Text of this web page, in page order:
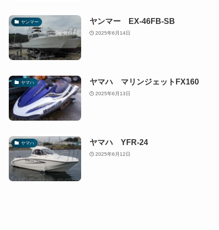
ヤンマー ヤンマー EX-46FB-SB
2025年6月14日
ヤマハ ヤマハ マリンジェットFX160
2025年6月13日
ヤマハ ヤマハ YFR-24
2025年6月12日